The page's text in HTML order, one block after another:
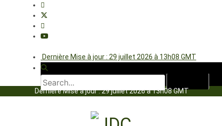
Dernière Mise à jour : 29 juillet 2026 à 13h08 GMT
Dernière Mise à jour : 29 juillet 2026 à 13h08 GMT